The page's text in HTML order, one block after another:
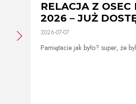
RELACJA Z OSEC
2026 – JUŻ
2026-07-07
Pamiętacie jak było? super, że